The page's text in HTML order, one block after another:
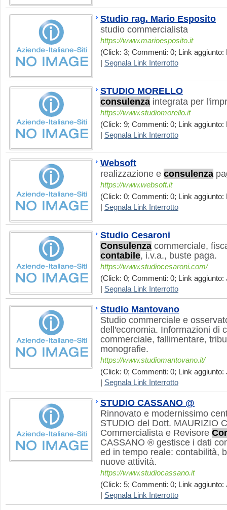
Studio rag. Mario Esposito
studio commercialista
https://www.marioesposito.it
(Click: 3; Commenti: 0; Link aggiunto:
Segnala Link Interrotto
STUDIO MORELLO
consulenza integrata per
https://www.studiomorello.it
(Click: 9; Commenti: 0; Link aggiunto:
Segnala Link Interrotto
Websoft
realizzazione e consulenza
https://www.websoft.it
(Click: 0; Commenti: 0; Link aggiunto:
Segnala Link Interrotto
Studio Cesaroni
Consulenza commerciale,
contabile, i.v.a., buste paga.
https://www.studiocesaroni.com/
(Click: 0; Commenti: 0; Link aggiunto:
Segnala Link Interrotto
Studio Mantovano
Studio commerciale e
dell'economia. Informazioni di
commerciale, fallimentare,
monografie.
https://www.studiomantovano.it/
(Click: 0; Commenti: 0; Link aggiunto:
Segnala Link Interrotto
STUDIO CASSANO @
Rinnovato e modernissimo
STUDIO del Dott. MAURIZIO
Commercialista e Revisore
CASSANO ® gestisce i dati
ed in tempo reale: contabilità,
nuove attività.
https://www.studiocassano.it
(Click: 5; Commenti: 0; Link aggiunto:
Segnala Link Interrotto